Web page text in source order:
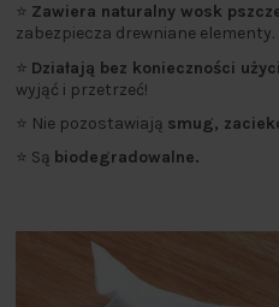
⭐ Zawiera naturalny wosk
zabezpiecza drewniane elementy.
⭐ Działają bez konieczności
wyjąć i przetrzeć!
⭐ Nie pozostawiają smug,
⭐ Są biodegradowalne.